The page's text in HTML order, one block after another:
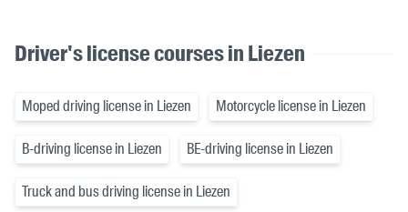
Driver's license courses in Liezen
Moped driving license in Liezen Motorcycle license in Liezen
B-driving license in Liezen BE-driving license in Liezen
Truck and bus driving license in Liezen